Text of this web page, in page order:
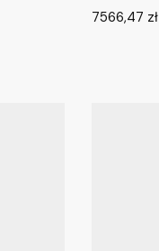
7566,47 zł